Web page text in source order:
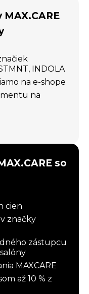
INDOLA
na e-shope
na
so
cien
značky
zástupcu
MAXCARE
až 10 % z